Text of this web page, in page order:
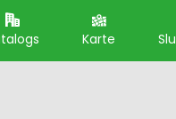
Karte